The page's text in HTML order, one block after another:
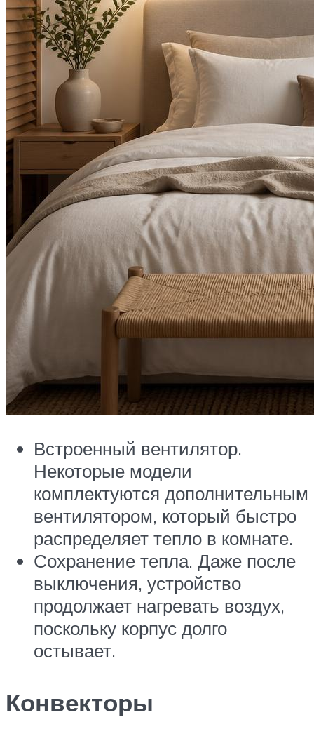
Встроенный вентилятор.
Некоторые модели
комплектуются дополнительным
вентилятором, который быстро
распределяет тепло в комнате.
Сохранение тепла. Даже после
выключения, устройство
продолжает нагревать воздух,
поскольку корпус долго
остывает.
Конвекторы